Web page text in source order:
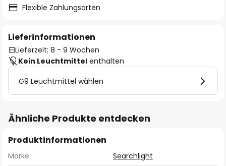
Flexible Zahlungsarten
Lieferinformationen
Lieferzeit: 8 - 9 Wochen
Kein Leuchtmittel enthalten
G9 Leuchtmittel wählen
Ähnliche Produkte entdecken
Produktinformationen
Marke:
Searchlight